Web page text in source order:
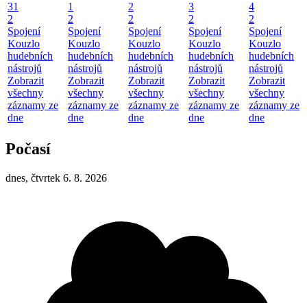
31
2
Spojení
Kouzlo
hudebních
nástrojů
Zobrazit
všechny
záznamy ze
dne
1
2
Spojení
Kouzlo
hudebních
nástrojů
Zobrazit
všechny
záznamy ze
dne
2
2
Spojení
Kouzlo
hudebních
nástrojů
Zobrazit
všechny
záznamy ze
dne
3
2
Spojení
Kouzlo
hudebních
nástrojů
Zobrazit
všechny
záznamy ze
dne
4
2
Spojení
Kouzlo
hudebních
nástrojů
Zobrazit
všechny
záznamy ze
dne
Počasí
dnes, čtvrtek 6. 8. 2026